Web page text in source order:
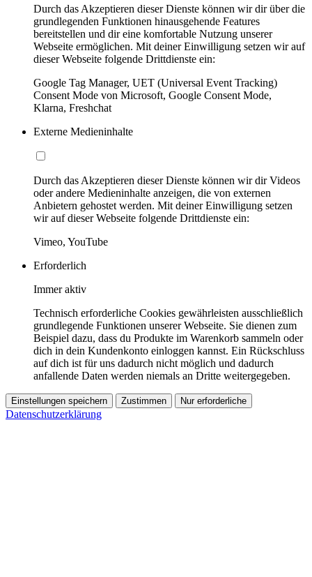
Durch das Akzeptieren dieser Dienste können wir dir über die
grundlegenden Funktionen hinausgehende Features
bereitstellen und dir eine komfortable Nutzung unserer
Webseite ermöglichen. Mit deiner Einwilligung setzen wir auf
dieser Webseite folgende Drittdienste ein:
Google Tag Manager, UET (Universal Event Tracking)
Consent Mode von Microsoft, Google Consent Mode,
Klarna, Freshchat
Externe Medieninhalte
Durch das Akzeptieren dieser Dienste können wir dir Videos
oder andere Medieninhalte anzeigen, die von externen
Anbietern gehostet werden. Mit deiner Einwilligung setzen
wir auf dieser Webseite folgende Drittdienste ein:
Vimeo, YouTube
Erforderlich
Immer aktiv
Technisch erforderliche Cookies gewährleisten ausschließlich
grundlegende Funktionen unserer Webseite. Sie dienen zum
Beispiel dazu, dass du Produkte im Warenkorb sammeln oder
dich in dein Kundenkonto einloggen kannst. Ein Rückschluss
auf dich ist für uns dadurch nicht möglich und dadurch
anfallende Daten werden niemals an Dritte weitergegeben.
Einstellungen speichern Zustimmen Nur erforderliche
Datenschutzerklärung